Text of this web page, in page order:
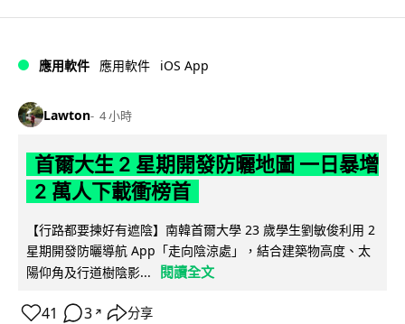
應用軟件 應用軟件 iOS App
Lawton 4 小時
首爾大生 2 星期開發防曬地圖 一日暴增
2 萬人下載衝榜首
【行路都要揀好有遮陰】南韓首爾大學 23 歲學生劉敏俊利用 2
星期開發防曬導航 App「走向陰涼處」，結合建築物高度、太
陽仰角及行道樹陰影...
閱讀全文
41 3 ↗ 分享